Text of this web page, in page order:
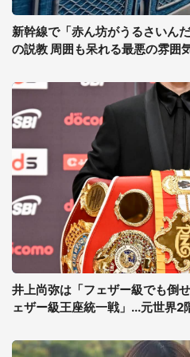
新幹線で「赤ん坊がうるさいん
の説教 周囲も呆れる最悪の雰囲
井上尚弥は「フェザー級でも倒
ェザー級王座統一戦」...元世界2